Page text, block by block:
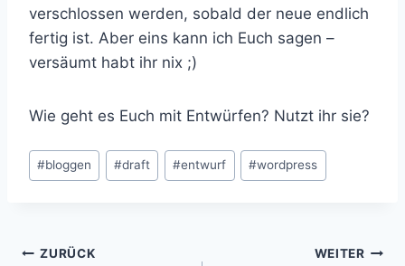
verschlossen werden, sobald der neue endlich
fertig ist. Aber eins kann ich Euch sagen –
versäumt habt ihr nix ;)
Wie geht es Euch mit Entwürfen? Nutzt ihr sie?
Schlagworte:
#bloggen #draft #entwurf #wordpress
Beitragsnavigation
ZURÜCK WEITER